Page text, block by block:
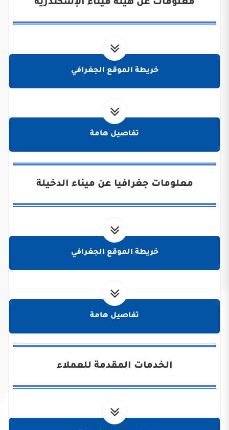
معلومات عن هيئة ميناء الإسكندرية
خريطة الموقع الجغرافي
تفاصيل هامة
معلومات جغرافيا عن ميناء الدخيلة
خريطة الموقع الجغرافي
تفاصيل هامة
الخدمات المقدمة للعملاء